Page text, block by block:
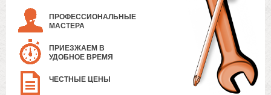
ПРОФЕССИОНАЛЬНЫЕ
МАСТЕРА
ПРИЕЗЖАЕМ В
УДОБНОЕ ВРЕМЯ
ЧЕСТНЫЕ ЦЕНЫ